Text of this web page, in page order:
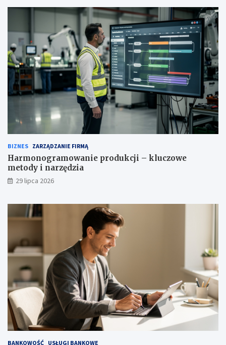
BIZNES ZARZĄDZANIE FIRMĄ
Harmonogramowanie produkcji – kluczowe
metody i narzędzia
29 lipca 2026
BANKOWOŚĆ USŁUGI BANKOWE